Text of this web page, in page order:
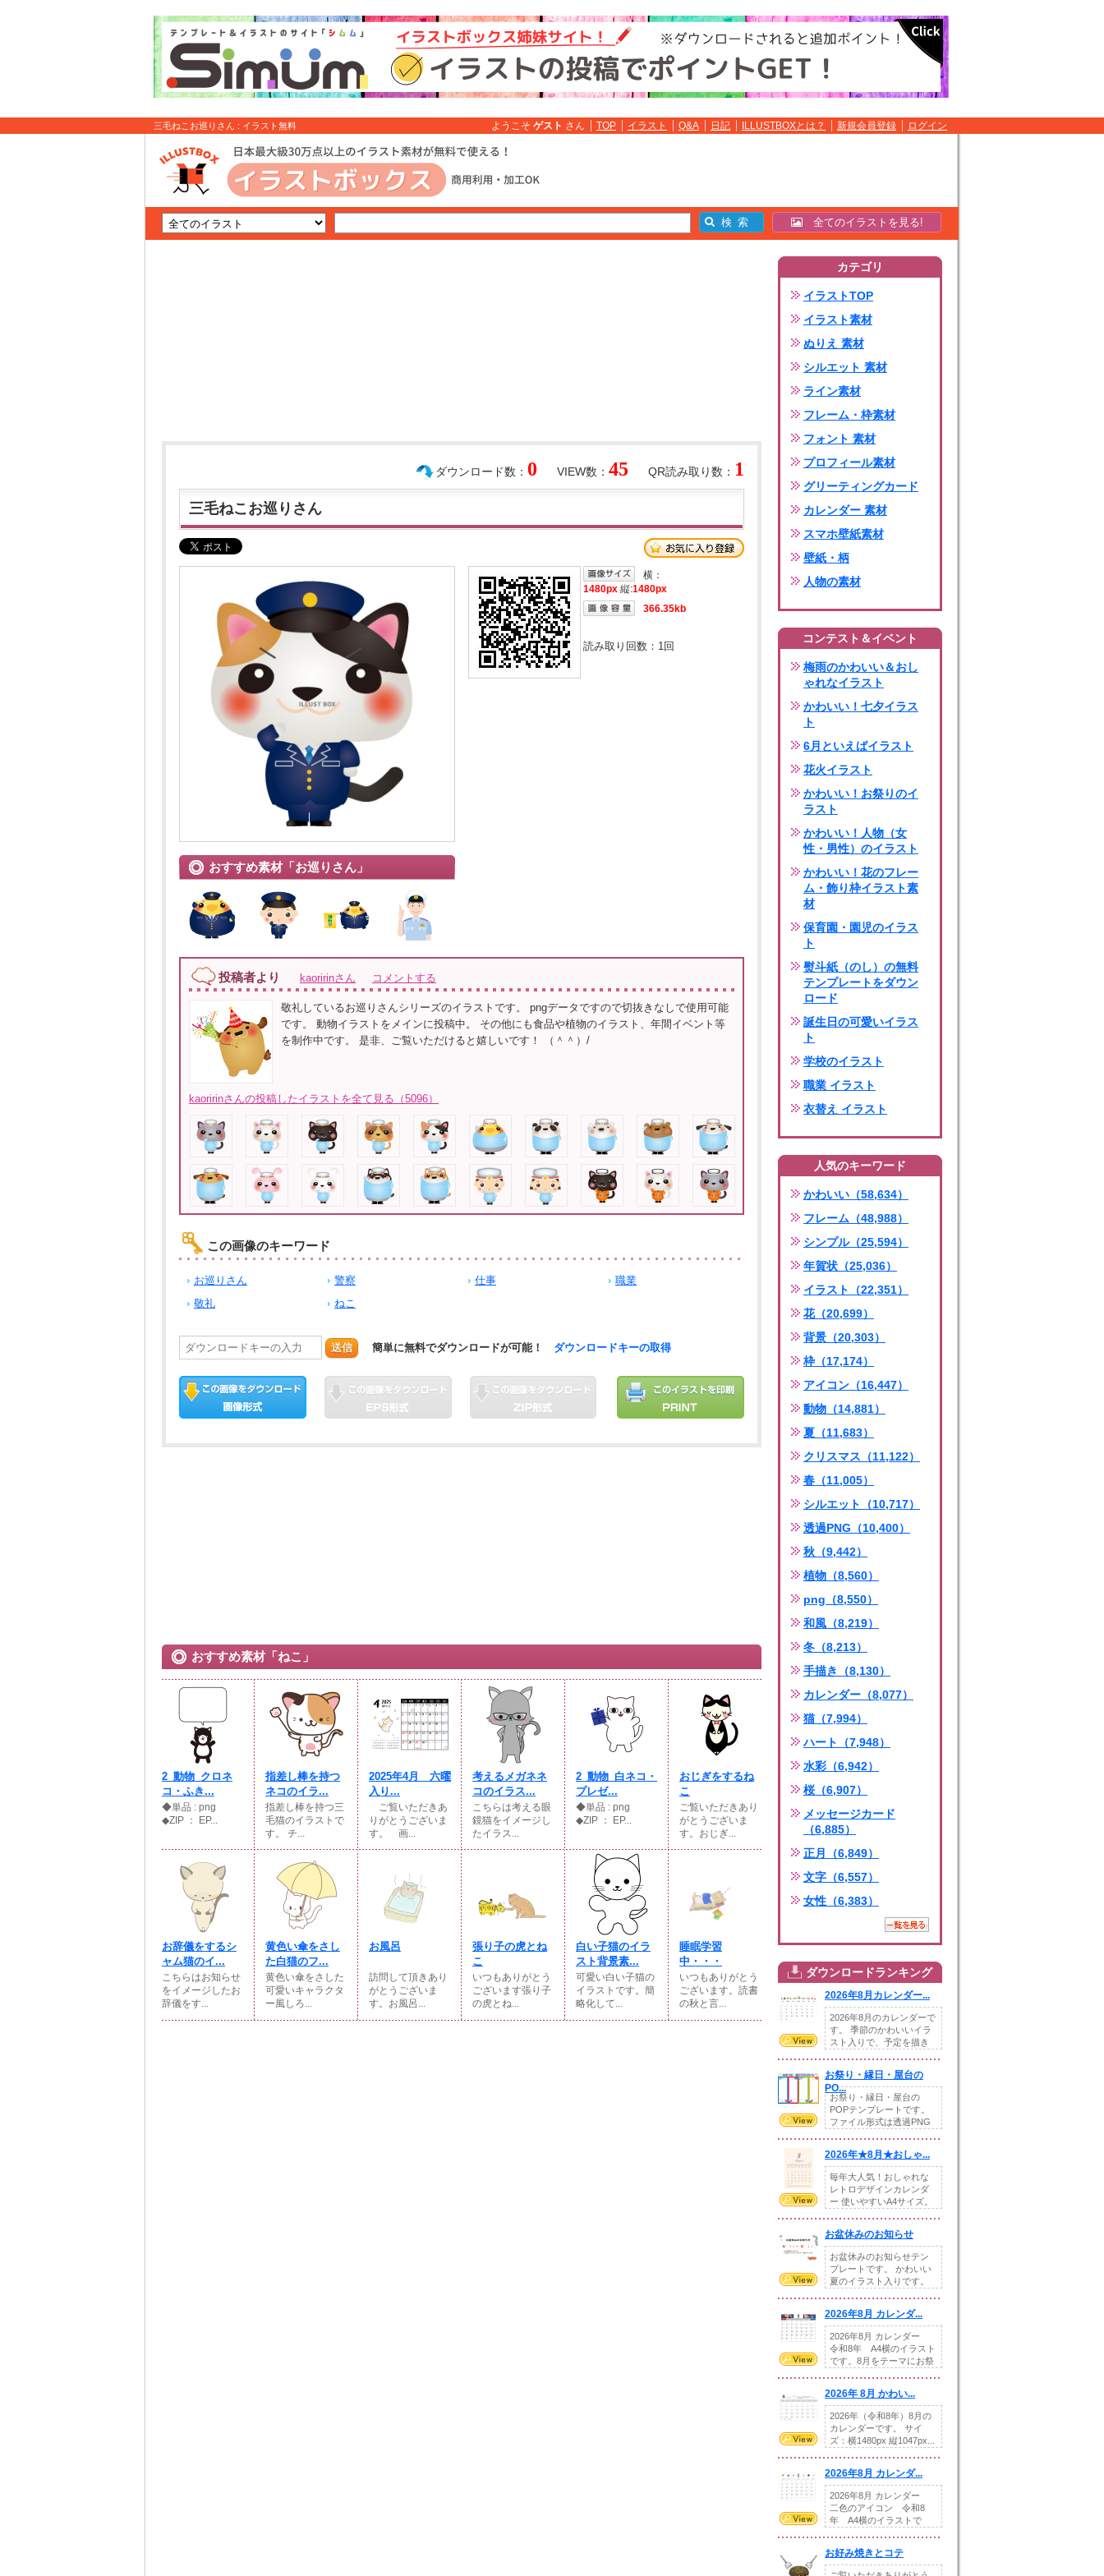
三毛ねこお巡りさん : イラスト無料 ようこそ ゲスト さん TOP イラスト Q&A 日記 ILLUSTBOXとは？ 新規会員登録 ログイン
全てのイラストを見る!
QR読み取り数： 1
VIEW数： 45
ダウンロード数： 0
三毛ねこお巡りさん
おすすめ素材「お巡りさん」
横：
1480px 縦:1480px
366.35kb
読み取り回数： 1回
投稿者より kaoririnさん コメントする
敬礼しているお巡りさんシリーズのイラストです。 pngデータですので切抜きなしで使用可能
です。 動物イラストをメインに投稿中。 その他にも食品や植物のイラスト、年間イベント等
を制作中です。 是非、ご覧いただけると嬉しいです！ （＾＾）/
kaoririnさんの投稿したイラストを全て見る（5096）
この画像のキーワード
お巡りさん 警察 仕事
職業
敬礼
ねこ
送信 簡単に無料でダウンロードが可能！ ダウンロードキーの取得
おすすめ素材「ねこ」
2_動物_クロネ
コ・ふき...
◆単品 : png
◆ZIP ： EP...
指差し棒を持つ
ネコのイラ...
指差し棒を持つ三
毛猫のイラストで
す。 チ...
2025年4月 六曜
入り...
ご覧いただきあ
りがとうございま
す。 画...
考えるメガネネ
コのイラス...
こちらは考える眼
鏡猫をイメージし
たイラス...
2_動物_白ネコ・
プレゼ...
◆単品 : png
◆ZIP ： EP...
おじぎをするね
こ
ご覧いただきあり
がとうございま
す。おじぎ...
お辞儀をするシ
ャム猫のイ...
こちらはお知らせ
をイメージしたお
辞儀をす...
黄色い傘をさし
た白猫のフ...
黄色い傘をさした
可愛いキャラクタ
ー風しろ...
お風呂
訪問して頂きあり
がとうございま
す。お風呂...
張り子の虎とね
こ
いつもありがとう
ございます張り子
の虎とね...
白い子猫のイラ
スト背景素...
可愛い白い子猫の
イラストです。簡
略化して...
睡眠学習
中・・・
いつもありがとう
ございます。読書
の秋と言...
カテゴリ
イラストTOP
イラスト素材
ぬりえ 素材
シルエット 素材
ライン素材
フレーム・枠素材
フォント 素材
プロフィール素材
グリーティングカード
カレンダー 素材
スマホ壁紙素材
壁紙・柄
人物の素材
コンテスト＆イベント
梅雨のかわいい＆おし
ゃれなイラスト
かわいい！七夕イラス
ト
6月といえばイラスト
花火イラスト
かわいい！お祭りのイ
ラスト
かわいい！人物（女
性・男性）のイラスト
かわいい！花のフレー
ム・飾り枠イラスト素
材
保育園・園児のイラス
ト
熨斗紙（のし）の無料
テンプレートをダウン
ロード
誕生日の可愛いイラス
ト
学校のイラスト
職業 イラスト
衣替え イラスト
人気のキーワード
かわいい（58,634）
フレーム（48,988）
シンプル（25,594）
年賀状（25,036）
イラスト（22,351）
花（20,699）
背景（20,303）
枠（17,174）
アイコン（16,447）
動物（14,881）
夏（11,683）
クリスマス（11,122）
春（11,005）
シルエット（10,717）
透過PNG（10,400）
秋（9,442）
植物（8,560）
png（8,550）
和風（8,219）
冬（8,213）
手描き（8,130）
カレンダー（8,077）
猫（7,994）
ハート（7,948）
水彩（6,942）
桜（6,907）
メッセージカード
（6,885）
正月（6,849）
文字（6,557）
女性（6,383）
ダウンロードランキング
2026年8月カレンダー...
2026年8月のカレンダーで
す。 季節のかわいいイラ
スト入りで、予定を描き
お祭り・縁日・屋台の
PO...
お祭り・縁日・屋台の
POPテンプレートです。
ファイル形式は透過PNG
2026年★8月★おしゃ...
毎年大人気！おしゃれな
レトロデザインカレンダ
ー 使いやすいA4サイズ。
お盆休みのお知らせ
お盆休みのお知らせテン
プレートです。 かわいい
夏のイラスト入りです。
2026年8月 カレンダ...
2026年8月 カレンダー
令和8年 A4横のイラスト
です。8月をテーマにお祭
2026年 8月 かわい...
2026年（令和8年）8月の
カレンダーです。 サイ
ズ：横1480px 縦1047px...
2026年8月 カレンダ...
2026年8月 カレンダー
二色のアイコン 令和8
年 A4横のイラストで
お好み焼きとコテ